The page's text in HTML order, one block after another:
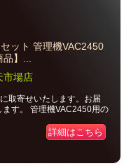
ット 管理機VAC2450
】...
市場店
取寄せいたします。お届
す。 管理機VAC2450用の
詳細はこちら